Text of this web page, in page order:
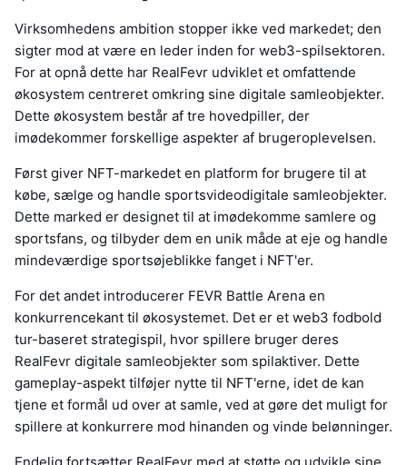
Virksomhedens ambition stopper ikke ved markedet; den
sigter mod at være en leder inden for web3-spilsektoren.
For at opnå dette har RealFevr udviklet et omfattende
økosystem centreret omkring sine digitale samleobjekter.
Dette økosystem består af tre hovedpiller, der
imødekommer forskellige aspekter af brugeroplevelsen.
Først giver NFT-markedet en platform for brugere til at
købe, sælge og handle sportsvideodigitale samleobjekter.
Dette marked er designet til at imødekomme samlere og
sportsfans, og tilbyder dem en unik måde at eje og handle
mindeværdige sportsøjeblikke fanget i NFT'er.
For det andet introducerer FEVR Battle Arena en
konkurrencekant til økosystemet. Det er et web3 fodbold
tur-baseret strategispil, hvor spillere bruger deres
RealFevr digitale samleobjekter som spilaktiver. Dette
gameplay-aspekt tilføjer nytte til NFT'erne, idet de kan
tjene et formål ud over at samle, ved at gøre det muligt for
spillere at konkurrere mod hinanden og vinde belønninger.